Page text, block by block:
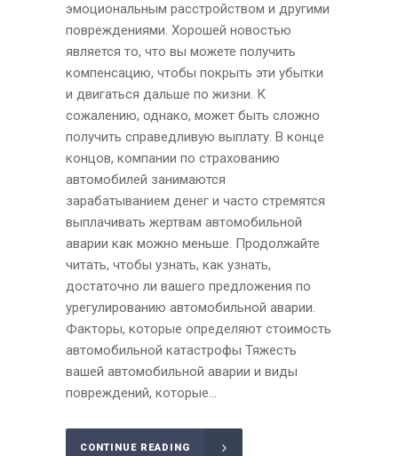
эмоциональным расстройством и другими
повреждениями. Хорошей новостью
является то, что вы можете получить
компенсацию, чтобы покрыть эти убытки
и двигаться дальше по жизни. К
сожалению, однако, может быть сложно
получить справедливую выплату. В конце
концов, компании по страхованию
автомобилей занимаются
зарабатыванием денег и часто стремятся
выплачивать жертвам автомобильной
аварии как можно меньше. Продолжайте
читать, чтобы узнать, как узнать,
достаточно ли вашего предложения по
урегулированию автомобильной аварии.
Факторы, которые определяют стоимость
автомобильной катастрофы Тяжесть
вашей автомобильной аварии и виды
повреждений, которые...
CONTINUE READING